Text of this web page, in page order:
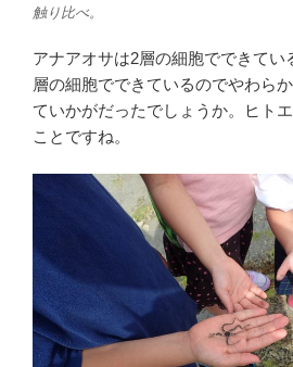
触り比べ。
アナアオサは2層の細胞でできてい
層の細胞でできているのでやわら
ていかがだったでしょうか。ヒトエ
ことですね。